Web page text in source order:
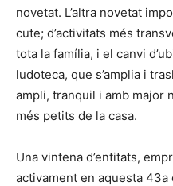
novetat. L’altra novetat
cute; d’activitats més
tota la família, i el canvi
ludoteca, que s’amplia i
ampli, tranquil i amb major
més petits de la casa.
Una vintena d’entitats,
activament en aquesta